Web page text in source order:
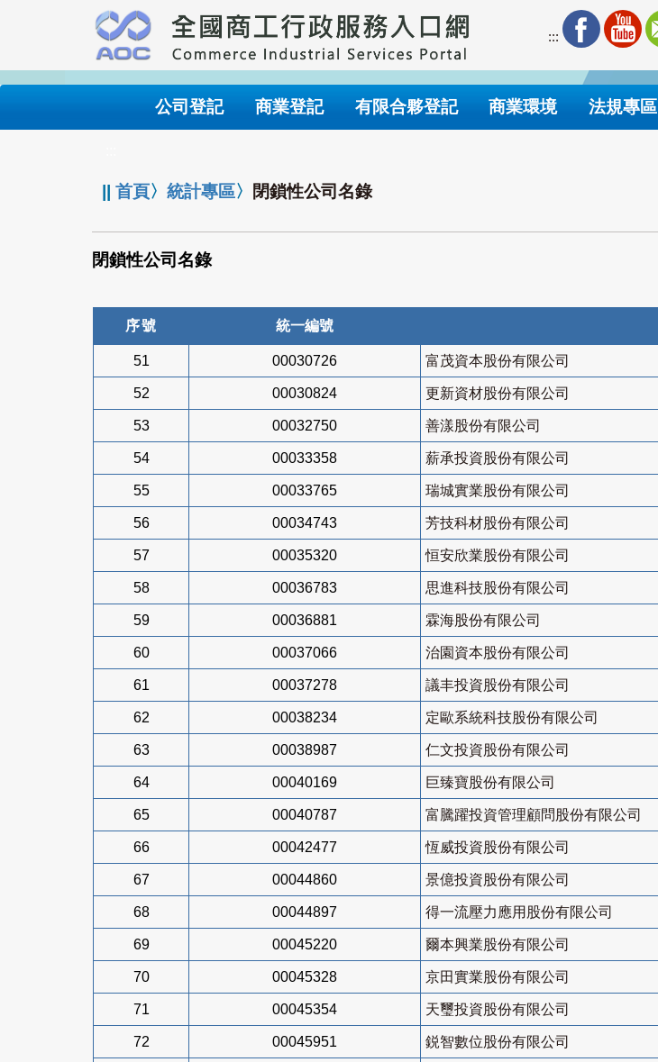
要
內
:::
公司登記 商業登記 有限合夥登記 商業環境 法規專區
||首頁〉統計專區〉 閉鎖性公司名錄
閉鎖性公司名錄
序號 統一編號
51 00030726 富茂資本股份有限公司
52 00030824 更新資材股份有限公司
53 00032750 善漾股份有限公司
54 00033358 薪承投資股份有限公司
55 00033765 瑞城實業股份有限公司
56 00034743 芳技科材股份有限公司
57 00035320 恒安欣業股份有限公司
58 00036783 思進科技股份有限公司
59 00036881 霖海股份有限公司
60 00037066 治園資本股份有限公司
61 00037278 議丰投資股份有限公司
62 00038234 定歐系統科技股份有限公司
63 00038987 仁文投資股份有限公司
64 00040169 巨臻寶股份有限公司
65 00040787 富騰躍投資管理顧問股份有限公司
66 00042477 恆威投資股份有限公司
67 00044860 景億投資股份有限公司
68 00044897 得一流壓力應用股份有限公司
69 00045220 爾本興業股份有限公司
70 00045328 京田實業股份有限公司
71 00045354 天璽投資股份有限公司
72 00045951 鋭智數位股份有限公司